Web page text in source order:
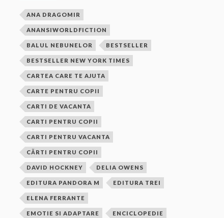
ANA DRAGOMIR
ANANSIWORLDFICTION
BALUL NEBUNELOR BESTSELLER
BESTSELLER NEW YORK TIMES
CARTEA CARE TE AJUTA
CARTE PENTRU COPII
CARTI DE VACANTA
CARTI PENTRU COPII
CARTI PENTRU VACANTA
CĂRTI PENTRU COPII
DAVID HOCKNEY DELIA OWENS
EDITURA PANDORA M EDITURA TREI
ELENA FERRANTE
EMOTIE SI ADAPTARE ENCICLOPEDIE